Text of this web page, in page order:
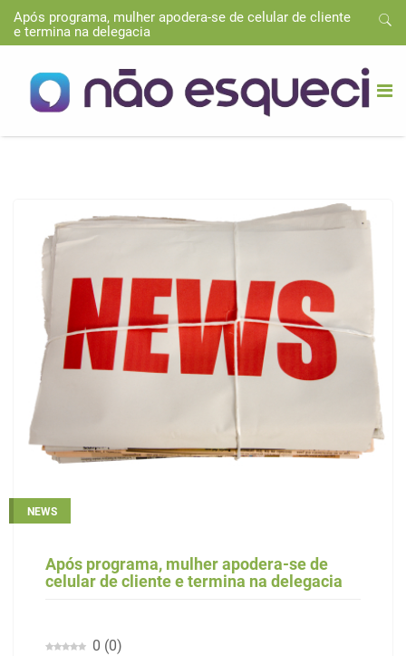
Após programa, mulher apodera-se de celular de cliente
e termina na delegacia
NEWS
Após programa, mulher apodera-se de
celular de cliente e termina na delegacia
0 (0)